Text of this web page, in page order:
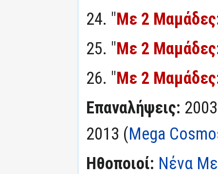
24. "Με 2
25. "Με 2
26. "Με 2
Επαναλήψεις:
2013 (Mega
Ηθοποιοί: Νένα